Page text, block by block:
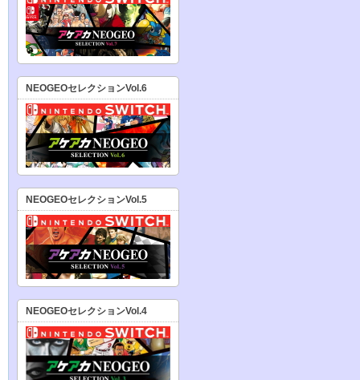
NEOGEOセレクションVol.6
NEOGEOセレクションVol.5
NEOGEOセレクションVol.4